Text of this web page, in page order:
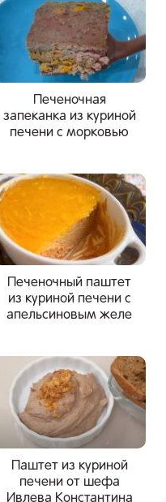
Печеночная
запеканка из куриной
печени с морковью
Печеночный паштет
из куриной печени с
апельсиновым желе
Паштет из куриной
печени от шефа
Ивлева Константина